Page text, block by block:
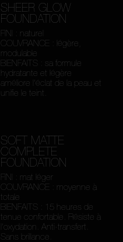
SHEER GLOW
FOUNDATION
FINI : naturel
COUVRANCE : légère,
modulable
BIENFAITS : sa formule
hydratante et légère
améliore l’éclat de la peau et
unifie le teint.
SOFT MATTE
COMPLETE
FOUNDATION
FINI : mat léger
COUVRANCE : moyenne à
totale
BIENFAITS : 15 heures de
tenue confortable. Résiste à
l’oxydation. Anti-transfert.
Sans brillance.